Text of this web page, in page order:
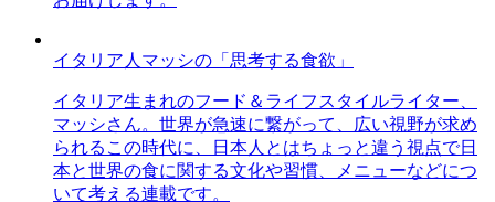
イタリア人マッシの「思考する食欲」
イタリア生まれのフード＆ライフスタイルライター、
マッシさん。世界が急速に繋がって、広い視野が求め
られるこの時代に、日本人とはちょっと違う視点で日
本と世界の食に関する文化や習慣、メニューなどにつ
いて考える連載です。